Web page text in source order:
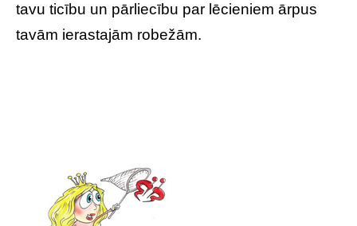
tavu ticību un pārliecību par lēcieniem ārpus
tavām ierastajām robežām.